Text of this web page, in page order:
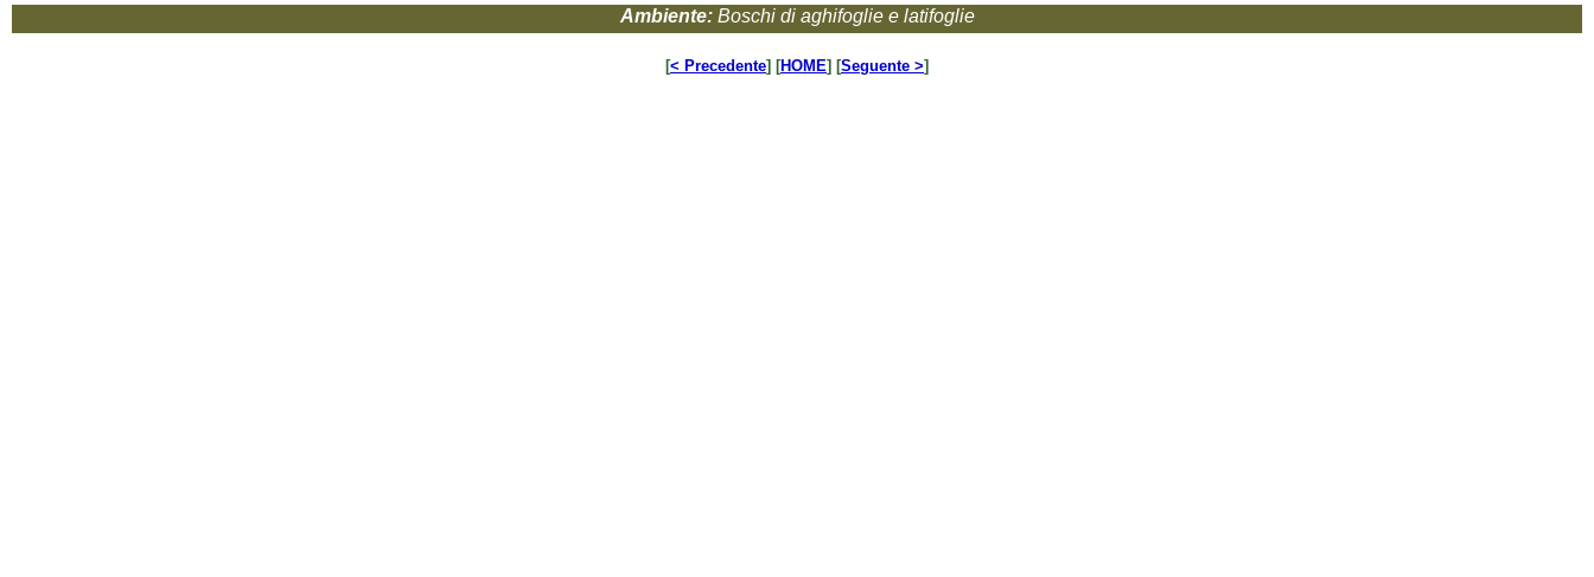
Ambiente: Boschi di aghifoglie e latifoglie
[< Precedente] [HOME] [Seguente >]